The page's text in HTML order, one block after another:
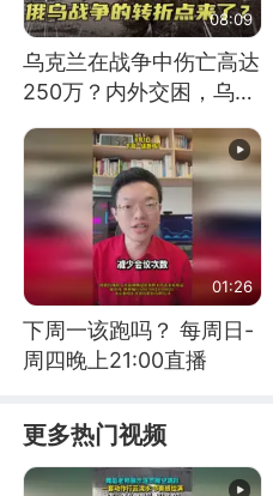
08:09
乌克兰在战争中伤亡高达
250万？内外交困，乌克
01:26
下周一该跑吗？ 每周日-
周四晚上21:00直播
更多热门视频